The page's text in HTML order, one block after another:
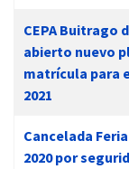
CEPA Buitrago
abierto nuevo
matrícula para
2021
Cancelada
2020 por